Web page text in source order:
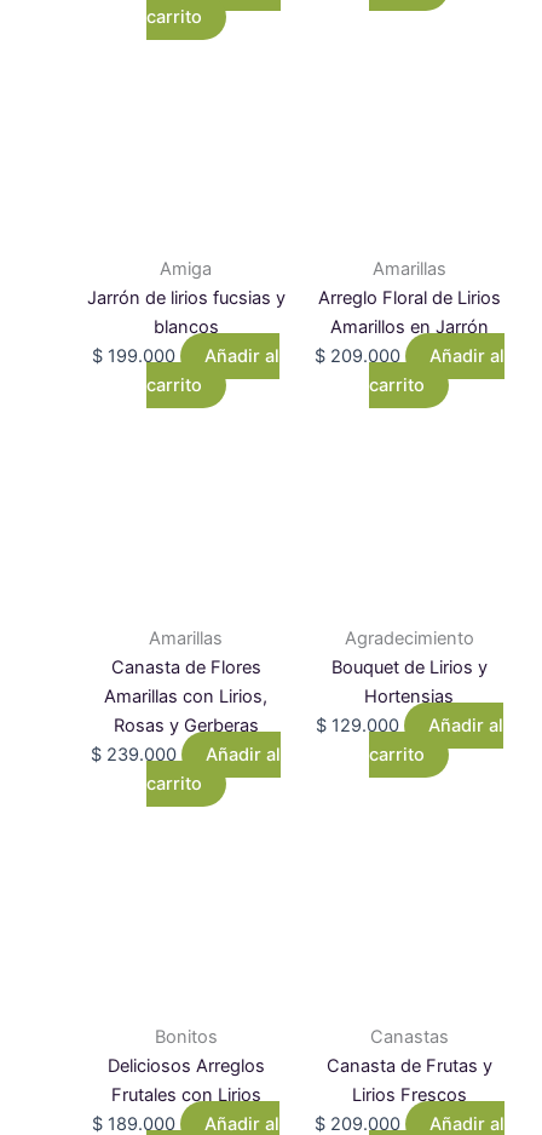
carrito
Amiga
Jarrón de lirios fucsias y
blancos
$ 199.000
Añadir al
carrito
Amarillas
Arreglo Floral de Lirios
Amarillos en Jarrón
$209.000
Añadir al
carrito
Amarillas
Canasta de Flores
Amarillas con Lirios,
Rosas y Gerberas
$ 239.000
Añadir al
carrito
Agradecimiento
Bouquet de Lirios y
Hortensias
$129.000
Añadir al
carrito
Bonitos
Deliciosos Arreglos
Frutales con Lirios
$ 189.000 Añadir al
Canastas
Canasta de Frutas y
Lirios Frescos
$209.000 Añadir al